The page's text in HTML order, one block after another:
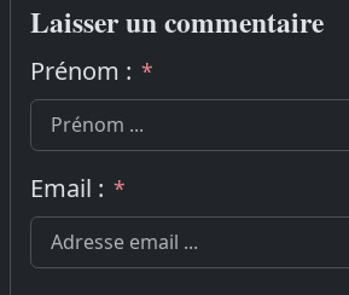
Laisser un commentaire
Prénom : *
Email : *